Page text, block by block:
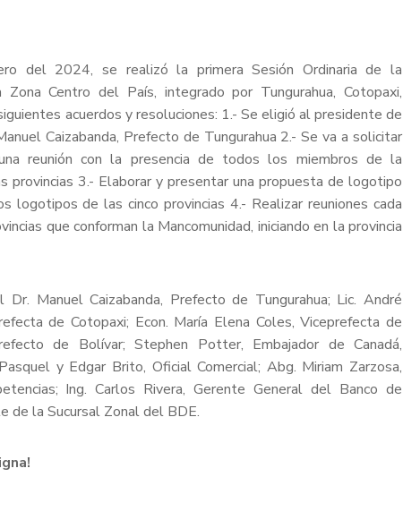
del 2024, se realizó la primera Sesión Ordinaria de la
Centro del País, integrado por Tungurahua, Cotopaxi,
acuerdos y resoluciones: 1.- Se eligió al presidente de
Caizabanda, Prefecto de Tungurahua 2.- Se va a solicitar
reunión con la presencia de todos los miembros de la
provincias 3.- Elaborar y presentar una propuesta de logotipo
de las cinco provincias 4.- Realizar reuniones cada
que conforman la Mancomunidad, iniciando en la provincia
Manuel Caizabanda, Prefecto de Tungurahua; Lic. André
de Cotopaxi; Econ. María Elena Coles, Viceprefecta de
de Bolívar; Stephen Potter, Embajador de Canadá,
y Edgar Brito, Oficial Comercial; Abg. Miriam Zarzosa,
Ing. Carlos Rivera, Gerente General del Banco de
de la Sucursal Zonal del BDE.